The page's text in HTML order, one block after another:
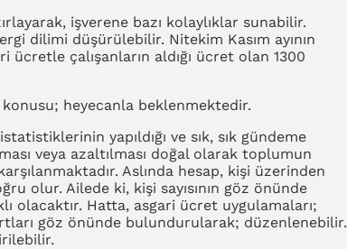
işverene bazı kolaylıklar sunabilir.
dilimi düşürülebilir. Nitekim Kasım ayının
çalışanların aldığı ücret olan 1300
heyecanla beklenmektedir.
yapıldığı ve sık, sık gündeme
veya azaltılması doğal olarak toplumun
Aslında hesap, kişi üzerinden
olur. Ailede ki, kişi sayısının göz önünde
olacaktır. Hatta, asgari ücret uygulamaları;
göz önünde bulundurularak; düzenlenebilir.